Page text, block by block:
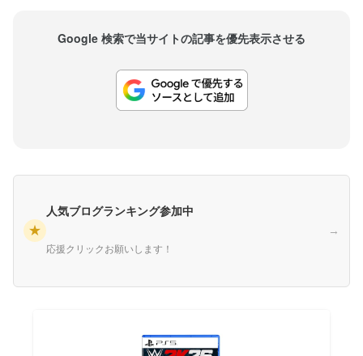
Google 検索で当サイトの記事を優先表示させる
★
人気ブログランキング参加中
応援クリックお願いします！
→